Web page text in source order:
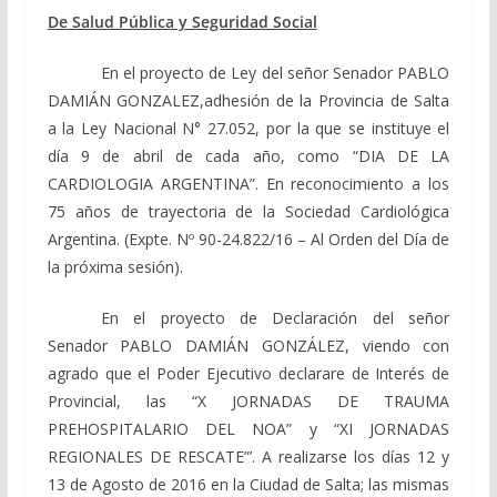
De Salud Pública y Seguridad Social
En el proyecto de Ley del señor Senador PABLO
DAMIÁN GONZALEZ,adhesión de la Provincia de Salta
a la Ley Nacional N° 27.052, por la que se instituye el
día 9 de abril de cada año, como “DIA DE LA
CARDIOLOGIA ARGENTINA”. En reconocimiento a los
75 años de trayectoria de la Sociedad Cardiológica
Argentina. (Expte. Nº 90-24.822/16 – Al Orden del Día de
la próxima sesión).
En el proyecto de Declaración del señor
Senador PABLO DAMIÁN GONZÁLEZ, viendo con
agrado que el Poder Ejecutivo declarare de Interés de
Provincial, las “X JORNADAS DE TRAUMA
PREHOSPITALARIO DEL NOA” y “XI JORNADAS
REGIONALES DE RESCATE”’. A realizarse los días 12 y
13 de Agosto de 2016 en la Ciudad de Salta; las mismas